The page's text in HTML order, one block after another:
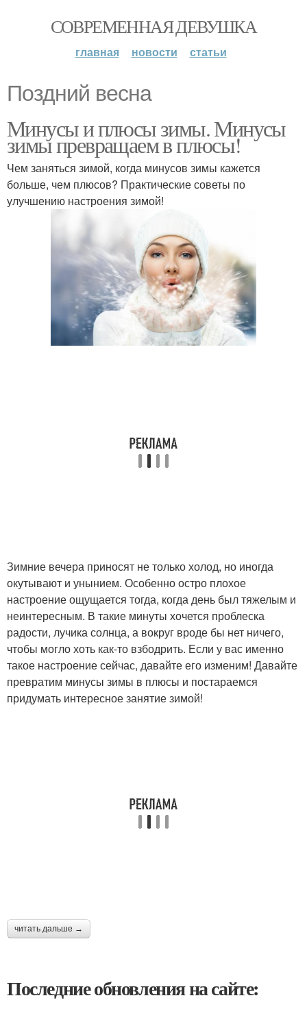
СОВРЕМЕННАЯ ДЕВУШКА
главная новости статьи
Поздний весна
Минусы и плюсы зимы. Минусы
зимы превращаем в плюсы!
Чем заняться зимой, когда минусов зимы кажется
больше, чем плюсов? Практические советы по
улучшению настроения зимой!
Зимние вечера приносят не только холод, но иногда
окутывают и унынием. Особенно остро плохое
настроение ощущается тогда, когда день был тяжелым и
неинтересным. В такие минуты хочется проблеска
радости, лучика солнца, а вокруг вроде бы нет ничего,
чтобы могло хоть как-то взбодрить. Если у вас именно
такое настроение сейчас, давайте его изменим! Давайте
превратим минусы зимы в плюсы и постараемся
придумать интересное занятие зимой!
читать дальше →
Последние обновления на сайте: